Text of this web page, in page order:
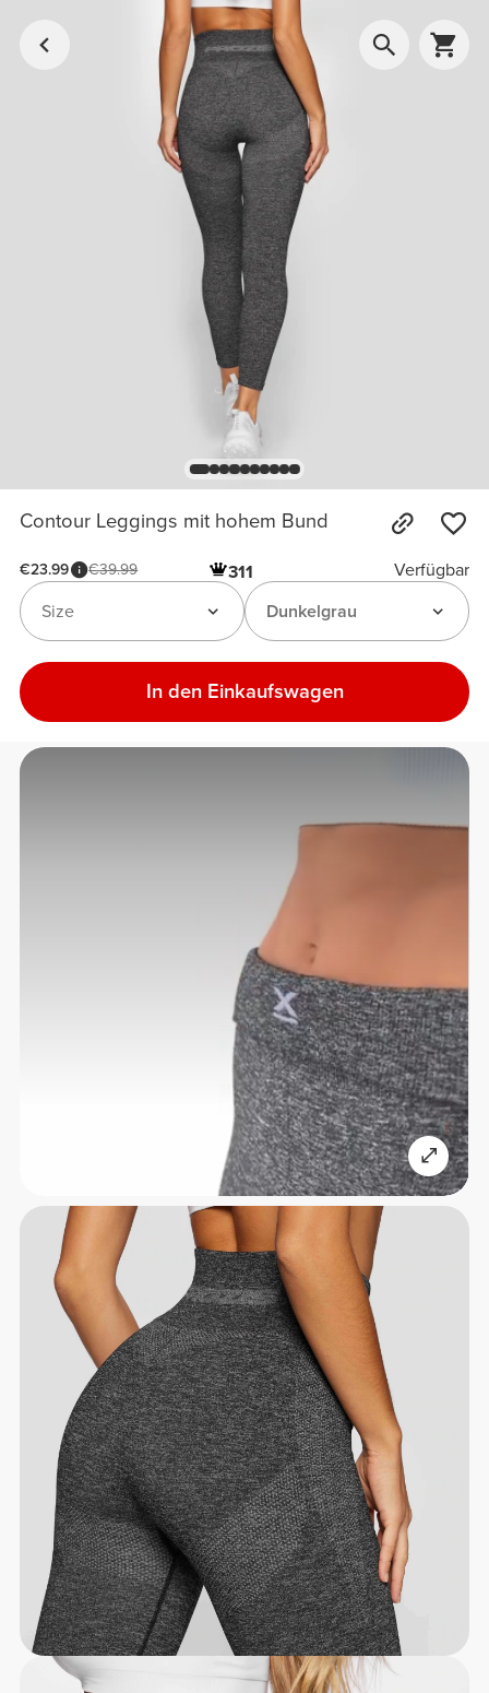
Contour Leggings mit hohem Bund
€23.99 €39.99 311
Verfügbar
Dunkelgrau
Size
In den Einkaufswagen